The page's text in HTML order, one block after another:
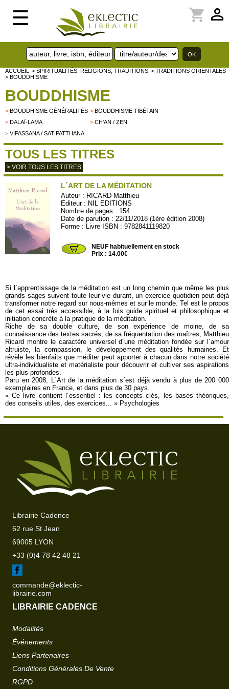
☰ perm_identity
shopping_cart
ACCUEIL > SPIRITUALITÉS, RELIGIONS, TRADITIONS > TRADITIONS ORIENTALES
> BOUDDHISME
BOUDDHISME
> BOUDDHISME GÉNÉRALITÉS >BOUDDHISME TIBÉTAIN
> DALAÏ-LAMA >CH'AN / ZEN
> VIPASSANA / SATIPATTHANA
TOUS LES TITRES
> VOIR TOUS LES TITRES
L´ART DE LA MÉDITATION
Auteur : RICARD Matthieu
Editeur : NIL EDITIONS
Nombre de pages : 154
Date de parution : 22/11/2018 (1ére édition 2008)
Forme : Livre ISBN : 9782841119820
NEUF habituellement en stock
Prix : 14.00€
Si l´apprentissage de la méditation est un long chemin que même les plus
grands sages suivent toute leur vie durant, un exercice quotidien peut déjà
transformer notre regard sur nous-mêmes et sur le monde. Tel est le propos
de cet essai très accessible, à la fois guide spirituel et philosophique et
initiation concrète à la pratique de la méditation.
Riche de sa double culture, de son expérience de moine, de sa
connaissance des textes sacrés, de sa fréquentation des maîtres, Matthieu
Ricard montre le caractère universel d´une méditation fondée sur l´amour
altruiste, la compassion, le développement des qualités humaines. Et
révèle les bienfaits que méditer peut apporter à chacun dans notre société
ultra-individualiste et matérialiste pour découvrir et cultiver ses aspirations
les plus profondes.
Paru en 2008, L´Art de la méditation s´est déjà vendu à plus de 200 000
exemplaires en France, et dans plus de 30 pays.
« Ce livre contient l´essentiel : les concepts clés, les bases théoriques,
des conseils utiles, des exercices... » Psychologies
Librairie Cadence
62 rue St Jean
69005 LYON
+33 (0)4 78 42 48 21
commande@eklectic-
librairie.com
LIBRAIRIE CADENCE
Modalités
Événements
Liens Partenaires
Conditions Générales De Vente
RGPD